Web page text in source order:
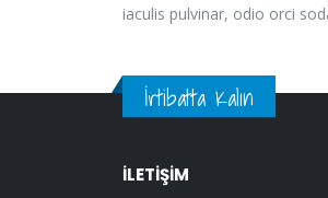
iaculis pulvinar, odio orci
İrtibatta Kalın
İLETİŞİM